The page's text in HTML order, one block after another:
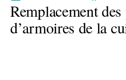
Remplacement
d’armoires de la